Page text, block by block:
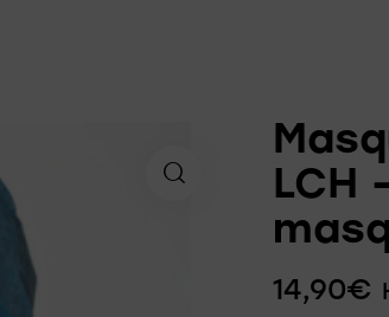
LCH
14,90€